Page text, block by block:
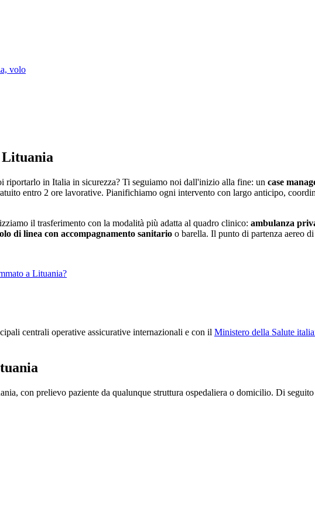
volo
Lituania
riportarlo in Italia in sicurezza? Ti seguiamo noi dall'inizio alla fine: un case
entro 2 ore lavorative. Pianifichiamo ogni intervento con largo anticipo,
il trasferimento con la modalità più adatta al quadro clinico: ambulanza
di linea con accompagnamento sanitario o barella. Il punto di partenza aereo
a Lituania?
centrali operative assicurative internazionali e con il Ministero della Salute
, con prelievo paziente da qualunque struttura ospedaliera o domicilio. Di